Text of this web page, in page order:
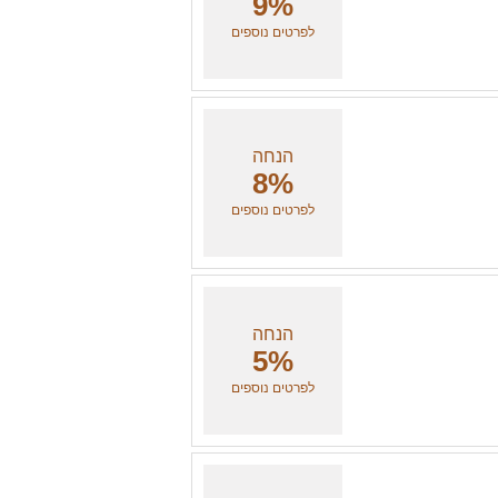
לפרטים נוספים
הנחה
8%
לפרטים נוספים
הנחה
5%
לפרטים נוספים